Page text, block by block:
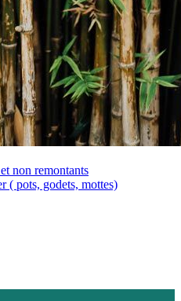
non remontants
( pots, godets, mottes)